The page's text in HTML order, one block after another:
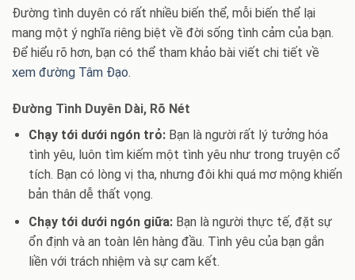
Đường tình duyên có rất nhiều biến thể, mỗi biến thể lại
mang một ý nghĩa riêng biệt về đời sống tình cảm của bạn.
Để hiểu rõ hơn, bạn có thể tham khảo bài viết chi tiết về
xem đường Tâm Đạo.
Đường Tình Duyên Dài, Rõ Nét
Chạy tới dưới ngón trỏ:Bạn là người rất lý tưởng hóa
tình yêu, luôn tìm kiếm một tình yêu như trong truyện cổ
tích. Bạn có lòng vị tha, nhưng đôi khi quá mơ mộng khiến
bản thân dễ thất vọng.
Chạy tới dưới ngón giữa:Bạn là người thực tế, đặt sự
ổn định và an toàn lên hàng đầu. Tình yêu của bạn gắn
liền với trách nhiệm và sự cam kết.